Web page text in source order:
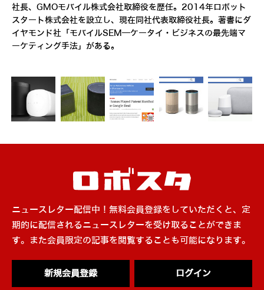
社長、GMOモバイル株式会社取締役を歴任。2014年ロボット
スタート株式会社を設立し、現在同社代表取締役社長。著書にダ
イヤモンド社「モバイルSEM―ケータイ・ビジネスの最先端マ
ーケティング手法」がある。
ニュースレター配信中！無料会員登録をしていただくと、定
期的に配信されるニュースレターを受け取ることができま
す。また会員限定の記事を閲覧することも可能になります。
新規会員登録 ログイン